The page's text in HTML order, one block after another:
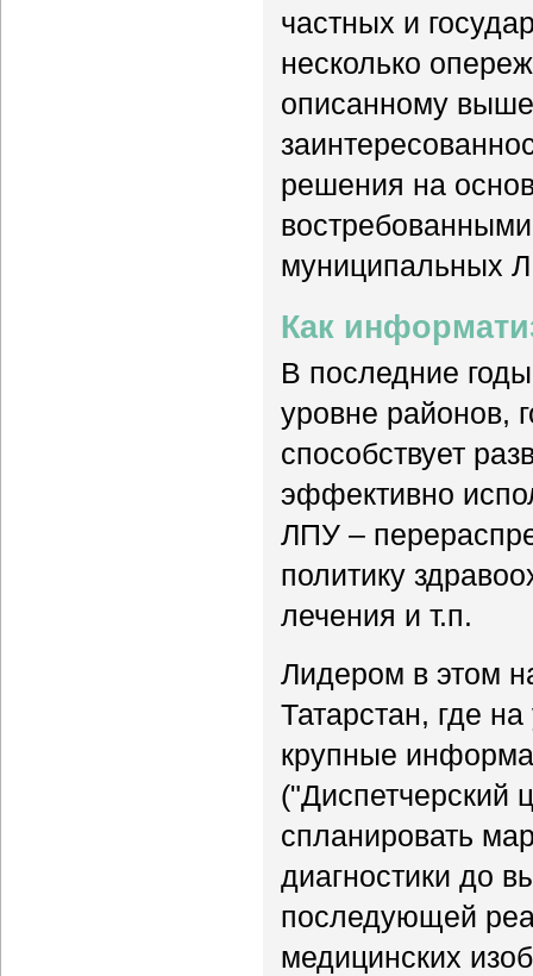
частных и
несколько
описанному
решения на
муниципальных
Как
В последние
уровне районов,
способствует
эффективно
ЛПУ –
политику
лечения и т.п.
Лидером в этом
Татарстан, где
крупные
("Диспетчерский
спланировать
диагностики до
последующей
медицинских